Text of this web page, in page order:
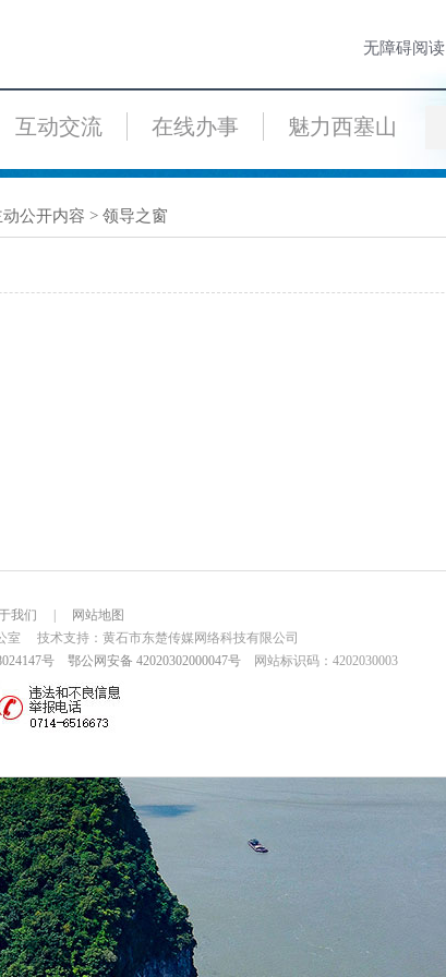
无障碍阅读
互动交流 在线办事 魅力西塞山
公开内容 > 领导之窗
我们
网站地图
室 技术支持：黄石市东楚传媒网络科技有限公司
号 鄂公网安备 42020302000047号 网站标识码：4202030003